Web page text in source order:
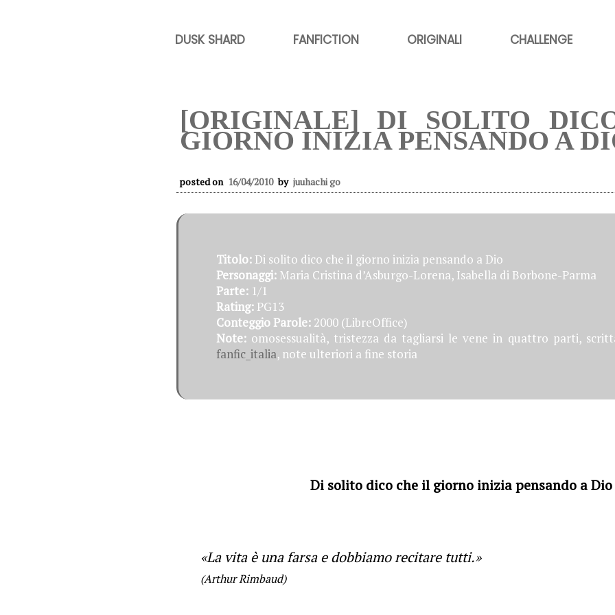
DUSK SHARD FANFICTION ORIGINALI CHALLENGE
[ORIGINALE] DI SOLITO
GIORNO INIZIA PENSANDO A
posted on 16/04/2010 by juuhachi go
Titolo: Di solito dico che il giorno inizia pensando a Dio
Personaggi: Maria Cristina d’Asburgo-Lorena, Isabella di Borbone-Parma
Parte: 1/1
Rating: PG13
Conteggio Parole: 2000 (LibreOffice)
Note: omosessualità, tristezza da tagliarsi le vene in quattro parti,
fanfic_italia, note ulteriori a fine storia
Di solito dico che il giorno inizia pensando a Dio
«La vita è una farsa e dobbiamo recitare tutti.»
(Arthur Rimbaud)